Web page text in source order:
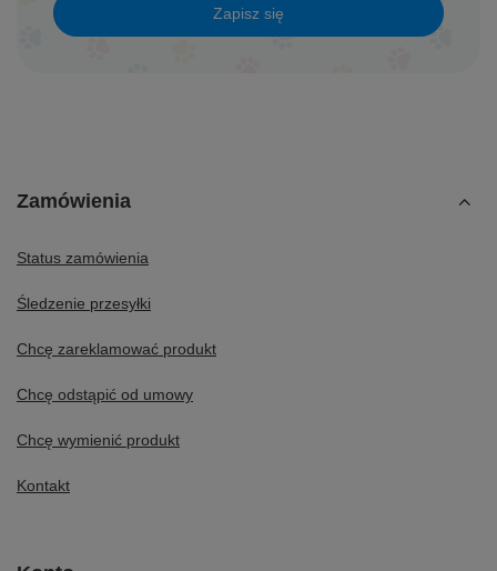
Zapisz się
Zamówienia
Status zamówienia
Śledzenie przesyłki
Chcę zareklamować produkt
Chcę odstąpić od umowy
Chcę wymienić produkt
Kontakt